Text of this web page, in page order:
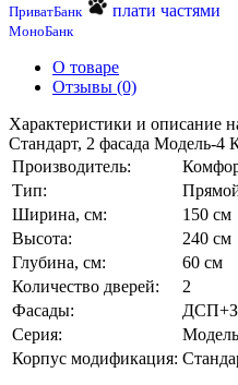
ПриватБанк плати частями
МоноБанк
О товаре
Отзывы (0)
Характеристики и описание
Стандарт, 2 фасада Модель-4
Производитель:
Тип:
Ширина, см:
150 см
Высота:
240 см
Глубина, см:
60 см
Количество дверей:
2
Фасады:
Серия:
Корпус модификация: